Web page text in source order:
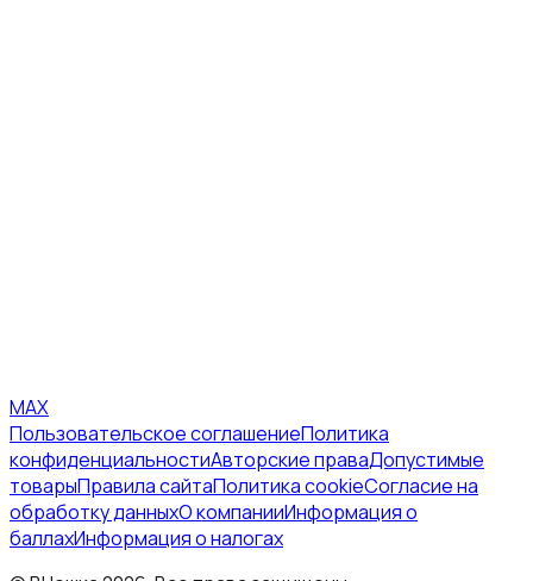
MAX
Пользовательское соглашениеПолитика
конфиденциальностиАвторские праваДопустимые
товарыПравила сайтаПолитика cookieСогласие на
обработку данныхО компанииИнформация о
баллахИнформация о налогах